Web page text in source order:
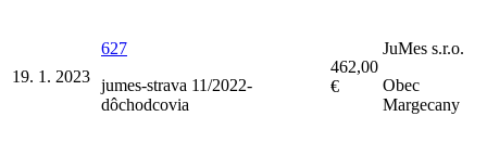
19. 1. 2023
627
jumes-strava 11/2022-
dôchodcovia
462,00
€
JuMes s.r.o.
Obec
Margecany